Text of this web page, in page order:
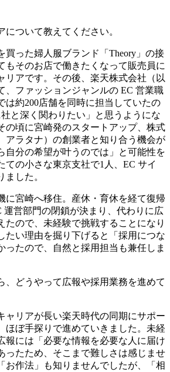
ついて教えてください。
買った婦人服ブランド「Theory」の接
もそのお店で働きたくなって販売員に
リアです。その後、楽天株式会社（以
、ファッションジャンルの EC 営業職
は約200店舗を同時に担当していたの
と深く関わりたい」と思うようにな
の頃に宮崎発のスタートアップ、株式
アラタナ）の創業者と知り合う機会が
自分の希望が叶うのでは」と可能性を
ての小さな東京支社で1人、EC サイ
ました。
に宮崎へ移住。産休・育休を経て復帰
運営部門の閉鎖が決まり、代わりに広
たので、未経験で挑戦することになり
たい理由を掘り下げると「採用につな
ったので、自然と採用担当も兼任しま
どうやって広報や採用業務を進めて
ャリアが長い楽天時代の同期にサポー
ほぼ手探りで進めていきました。未経
報には「必要な情報を必要な人に届け
ったため、そこまで難しさは感じませ
お作法」も知りませんでしたが、「相